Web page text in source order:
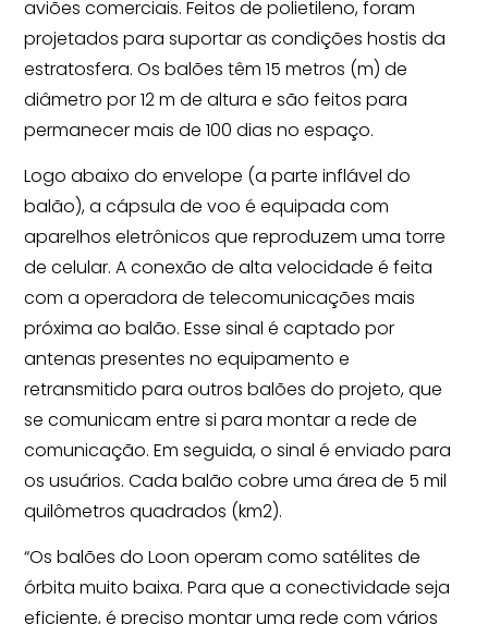
aviões comerciais. Feitos de polietileno, foram
projetados para suportar as condições hostis da
estratosfera. Os balões têm 15 metros (m) de
diâmetro por 12 m de altura e são feitos para
permanecer mais de 100 dias no espaço.
Logo abaixo do envelope (a parte inflável do
balão), a cápsula de voo é equipada com
aparelhos eletrônicos que reproduzem uma torre
de celular. A conexão de alta velocidade é feita
com a operadora de telecomunicações mais
próxima ao balão. Esse sinal é captado por
antenas presentes no equipamento e
retransmitido para outros balões do projeto, que
se comunicam entre si para montar a rede de
comunicação. Em seguida, o sinal é enviado para
os usuários. Cada balão cobre uma área de 5 mil
quilômetros quadrados (km2).
“Os balões do Loon operam como satélites de
órbita muito baixa. Para que a conectividade seja
eficiente, é preciso montar uma rede com vários